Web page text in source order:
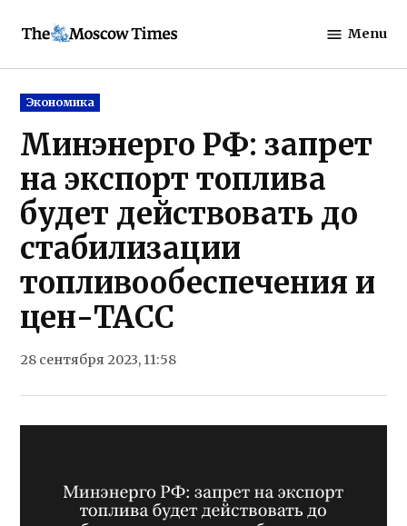
Moscow
Menu
Posted
in
Экономика
Минэнерго РФ: запрет
на экспорт топлива
будет действовать до
стабилизации
топливообеспечения и
цен-ТАСС
28 сентября 2023, 11:58